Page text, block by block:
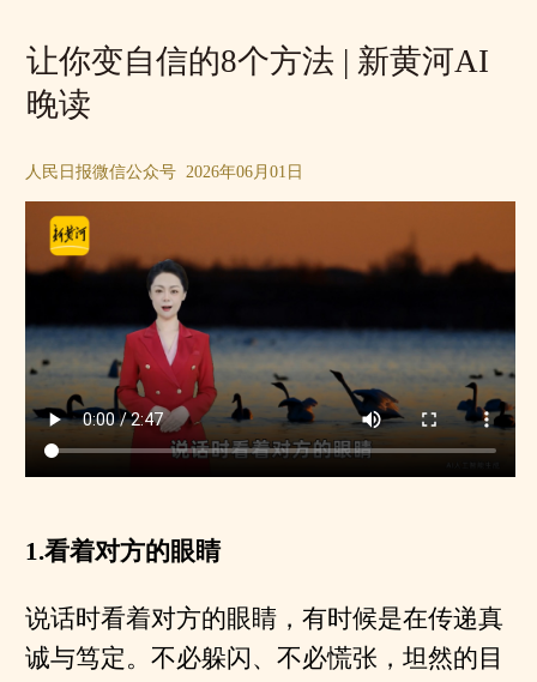
让你变自信的8个方法 | 新黄河AI
晚读
人民日报微信公众号 2026年06月01日
1.看着对方的眼睛
说话时看着对方的眼睛，有时候是在传递真
诚与笃定。不必躲闪、不必慌张，坦然的目